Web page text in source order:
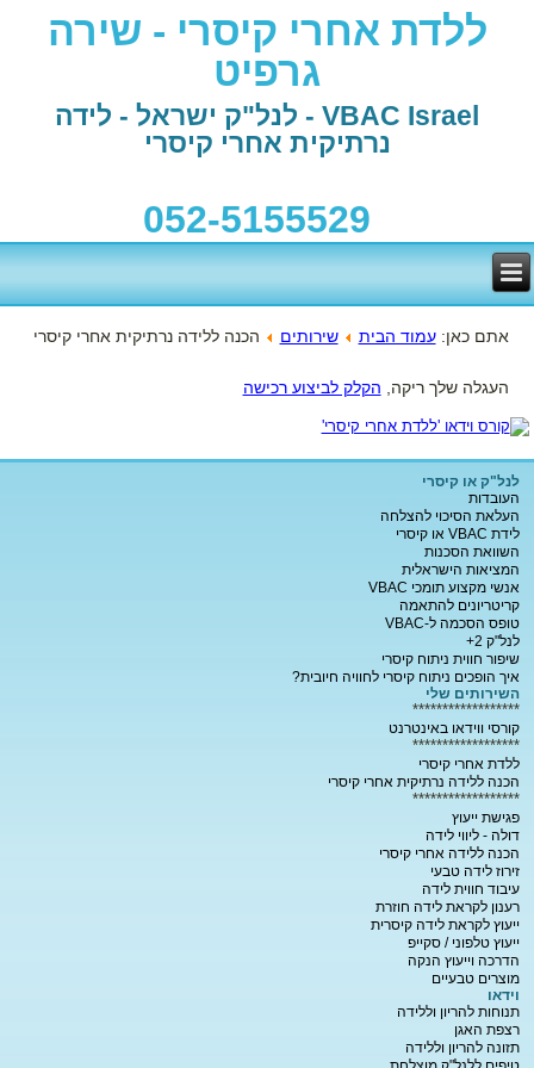
ללדת אחרי קיסרי - שירה
גרפיט
VBAC Israel - לנל"ק ישראל - לידה
נרתיקית אחרי קיסרי
052-5155529
אתם כאן:עמוד הבית שירותים הכנה ללידה נרתיקית אחרי קיסרי
העגלה שלך ריקה, הקלק לביצוע רכישה
לנל"ק או קיסרי
העובדות
העלאת הסיכוי להצלחה
לידת VBAC או קיסרי
השוואת הסכנות
המציאות הישראלית
אנשי מקצוע תומכי VBAC
קריטריונים להתאמה
טופס הסכמה ל-VBAC
לנל"ק 2+
שיפור חווית ניתוח קיסרי
איך הופכים ניתוח קיסרי לחוויה חיובית?
השירותים שלי
******************
קורסי ווידאו באינטרנט
******************
ללדת אחרי קיסרי
הכנה ללידה נרתיקית אחרי קיסרי
******************
פגישת ייעוץ
דולה - ליווי לידה
הכנה ללידה אחרי קיסרי
זירוז לידה טבעי
עיבוד חווית לידה
רענון לקראת לידה חוזרת
ייעוץ לקראת לידה קיסרית
ייעוץ טלפוני / סקייפ
הדרכה וייעוץ הנקה
מוצרים טבעיים
וידאו
תנוחות להריון וללידה
רצפת האגן
תזונה להריון וללידה